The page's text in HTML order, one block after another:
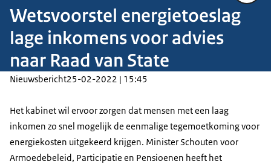
Wetsvoorstel energietoeslag
lage inkomens voor advies
naar Raad van State
Nieuwsbericht25-02-2022 | 15:45
Het kabinet wil ervoor zorgen dat mensen met een laag
inkomen zo snel mogelijk de eenmalige tegemoetkoming voor
energiekosten uitgekeerd krijgen. Minister Schouten voor
Armoedebeleid, Participatie en Pensioenen heeft het